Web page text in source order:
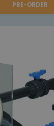
PRE-ORDER